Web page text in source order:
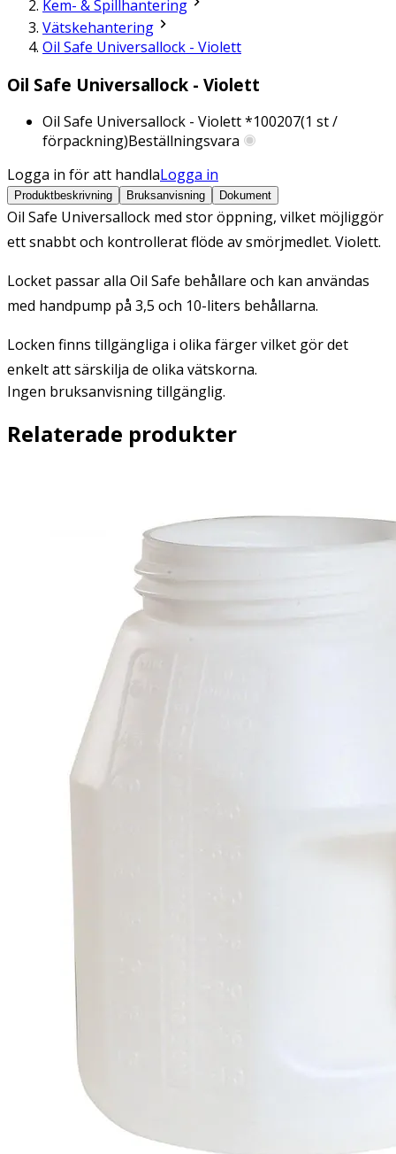
Kem- & Spillhantering
Vätskehantering
Oil Safe Universallock - Violett
Oil Safe Universallock - Violett
Oil Safe Universallock - Violett *100207(1 st /
förpackning)Beställningsvara
Logga in för att handlaLogga in
Produktbeskrivning Bruksanvisning Dokument
Oil Safe Universallock med stor öppning, vilket möjliggör
ett snabbt och kontrollerat flöde av smörjmedlet. Violett.
Locket passar alla Oil Safe behållare och kan användas
med handpump på 3,5 och 10-liters behållarna.
Locken finns tillgängliga i olika färger vilket gör det
enkelt att särskilja de olika vätskorna.
Ingen bruksanvisning tillgänglig.
Relaterade produkter